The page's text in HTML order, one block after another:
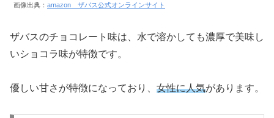
画像出典： amazon ザバス公式オンラインサイト
ザバスのチョコレート味は、水で溶かしても濃厚で美味し
いショコラ味が特徴です。
優しい甘さが特徴になっており、 女性に人気があります。